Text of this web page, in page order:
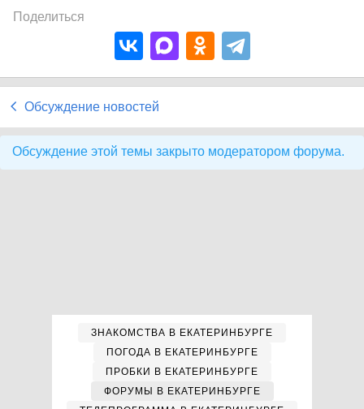
Поделиться
Обсуждение новостей
Обсуждение этой темы закрыто модератором форума.
ЗНАКОМСТВА В ЕКАТЕРИНБУРГЕ
ПОГОДА В ЕКАТЕРИНБУРГЕ
ПРОБКИ В ЕКАТЕРИНБУРГЕ
ФОРУМЫ В ЕКАТЕРИНБУРГЕ